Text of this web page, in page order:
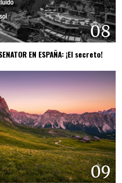
08
EN ESPAÑA: ¡El secreto!
09